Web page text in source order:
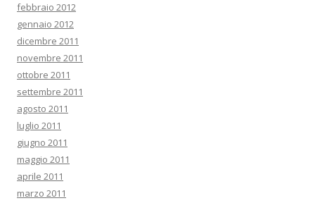
febbraio 2012
gennaio 2012
dicembre 2011
novembre 2011
ottobre 2011
settembre 2011
agosto 2011
luglio 2011
giugno 2011
maggio 2011
aprile 2011
marzo 2011